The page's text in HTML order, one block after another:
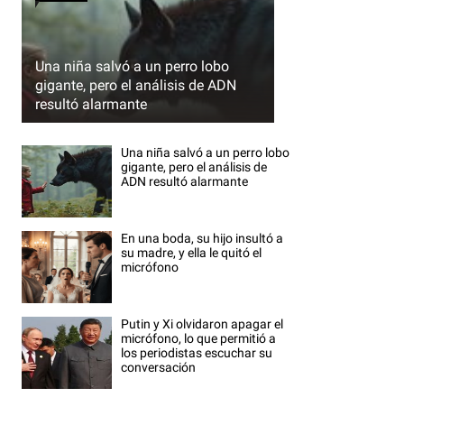
Una niña salvó a un perro lobo
gigante, pero el análisis de ADN
resultó alarmante
Una niña salvó a un perro lobo
gigante, pero el análisis de
ADN resultó alarmante
En una boda, su hijo insultó a
su madre, y ella le quitó el
micrófono
Putin y Xi olvidaron apagar el
micrófono, lo que permitió a
los periodistas escuchar su
conversación